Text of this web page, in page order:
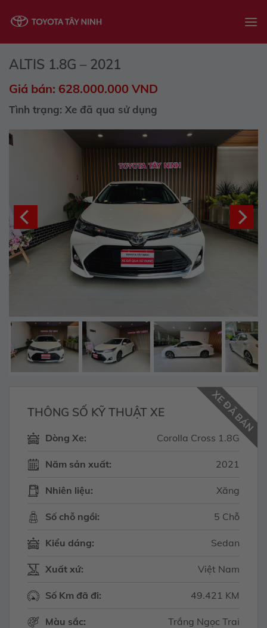
ALTIS 1.8G – 2021
Giá bán: 628.000.000 VND
Tình trạng: Xe đã qua sử dụng
THÔNG SỐ KỸ THUẬT XE
Dòng Xe: Corolla Cross 1.8G
Năm sản xuất: 2021
Nhiên liệu: Xăng
Số chỗ ngồi: 5 Chỗ
Kiểu dáng: Sedan
Xuất xứ: Việt Nam
Số Km đã đi: 49.421 KM
Màu sắc: Trắng Ngọc Trai
XE ĐÃ BÁN